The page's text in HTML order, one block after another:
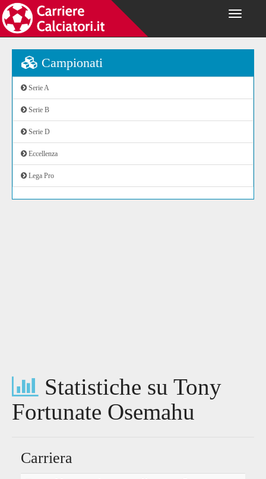
Campionati
Serie A
Serie B
Serie D
Eccellenza
Lega Pro
Statistiche su Tony
Fortunate Osemahu
Carriera